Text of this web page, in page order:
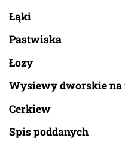
Łąki
Pastwiska
Łozy
Wysiewy dworskie na
Cerkiew
Spis poddanych